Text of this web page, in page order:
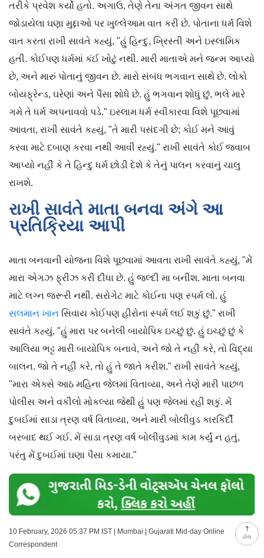
ટોચ
તરીકે પ્રવેશ કર્યો હતો. અગાઉ, તેણે તેના અંગત જીવન સાથે
જોડાયેલા ઘણા મુદ્દાઓ પર ખુલ્લેઆમ વાત કરી છે. પોતાના ધર્મ વિશે
વાત કરતા રાખી સાવંતે કહ્યું, "હું હિન્દુ, ખ્રિસ્તી અને ઇસ્લામિક
હતી. કોઈપણ ધર્મમાં કંઈ ખોટું નથી. મારી માતાએ મને જન્મ આપ્યો
છે, અને મારું પોતાનું જીવન છે. મારો સંબંધ ભગવાન સાથે છે. લોકો
બોયફ્રેન્ડ, ઘરેણાં અને પૈસા શોધે છે. હું ભગવાન શોધું છું, ભલે મારે
ગમે તે ધર્મ અપનાવવો પડે." ઇસ્લામ ધર્મ સ્વીકારવા વિશે પૂછવામાં
આવતા, રાખી સાવંતે કહ્યું, "તે મારી પસંદગી છે; કોઈ મને આવું
કરવા માટે દબાણ કરવા નથી આવી રહ્યું." રાખી સાવંતે કોઈ જવાબ
આપ્યો નહીં કે તે હિન્દુ ધર્મ છોડી દેશે કે તેનું પાલન કરવાનું ચાલુ
રાખશે.
રાખી સાવંતે માતા બનવા અંગે આ
પ્રતિક્રિયા આપી
માતા બનવાની યોજના વિશે પૂછવામાં આવતા રાખી સાવંતે કહ્યું, "મેં
મારા એગઝ ફ્રીઝ કરી દીધા છે. હું જલ્દી મા બનીશ. માતા બનવા
માટે લગ્ન જરૂરી નથી. સરોગેટ માટે કોઈના પણ સ્પર્મ લો. હું
સલમાન ખાન સિવાય કોઈપણ હીરોના સ્પર્મ લઈ શકું છું." રાખી
સાવંતે કહ્યું, "હું મારા પર બનેલી બાયોપિક ઇચ્છું છું. હું ઇચ્છું છું કે
આલિયા ભટ્ટ મારી બાયોપિક બનાવે, અને જો તે નહીં કરે, તો વિદ્યા
બાલન. જો તે નહીં કરે, તો હું તે જાતે કરીશ." રાખી સાવંતે કહ્યું,
"મારા એક્સે આઠ મહિના જેલમાં વિતાવ્યા, અને તેણે મારી પાછળ
પોલીસ અને વકીલો મોકલ્યા જેથી હું પણ જેલમાં રહી શકું. મેં
દુબઈમાં સાડા ત્રણ વર્ષ વિતાવ્યા, અને મારી બોલીવુડ કારકિર્દી
બરબાદ થઈ ગઈ. મેં સાડા ત્રણ વર્ષ બોલીવુડમાં કામ કર્યું ન હતું,
પરંતુ મેં દુબઈમાં ઘણા પૈસા કમાયા."
10 February, 2026 05:37 PM IST | Mumbai | Gujarati Mid-day Online
Correspondent